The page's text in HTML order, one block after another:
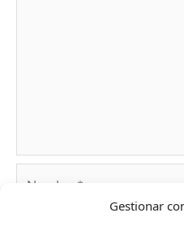
Gestionar
Nombre*